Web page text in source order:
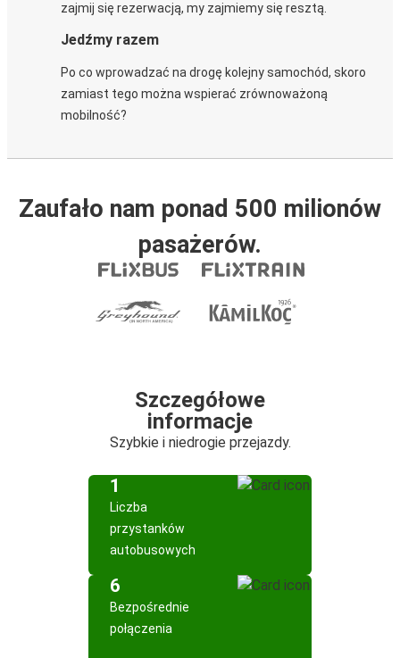
zajmij się rezerwacją, my zajmiemy się resztą.
Jedźmy razem
Po co wprowadzać na drogę kolejny samochód, skoro
zamiast tego można wspierać zrównoważoną
mobilność?
Zaufało nam ponad 500 milionów
pasażerów.
Szczegółowe
informacje
Szybkie i niedrogie przejazdy.
1
Liczba
przystanków
autobusowych
6
Bezpośrednie
połączenia